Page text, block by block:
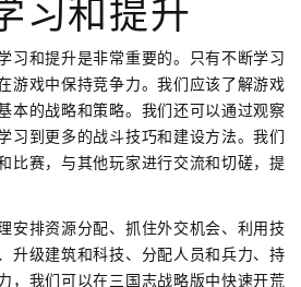
习和提升
习和提升是非常重要的。只有不断学习
游戏中保持竞争力。我们应该了解游戏
本的战略和策略。我们还可以通过观察
习到更多的战斗技巧和建设方法。我们
比赛，与其他玩家进行交流和切磋，提
安排资源分配、抓住外交机会、利用技
升级建筑和科技、分配人员和兵力、持
，我们可以在三国志战略版中快速开荒